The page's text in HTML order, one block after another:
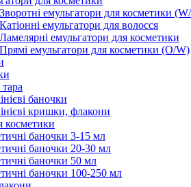
Зворотні емульгатори для косметики
Катіонні емульгатори для волосся
Ламелярні емульгатори для косметики
Прямі емульгатори для косметики (O/W)
баночки
кришки, флакони
косметики
баночки 3-15 мл
баночки 20-30 мл
баночки 50 мл
баночки 100-250 мл